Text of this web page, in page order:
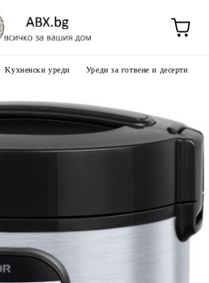
Kухненски уреди
Уреди за готвене и десерти